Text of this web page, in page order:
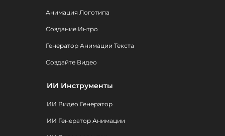
Анимация Логотипа
Создание Интро
Генератор Анимации Текста
Создайте Видео
ИИ Инструменты
ИИ Видео Генератор
ИИ Генератор Анимации